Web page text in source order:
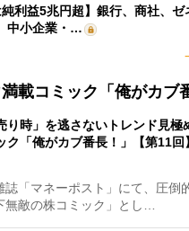
純利益5兆円超】銀行、商社、
中小企業・…
載コミック「俺がカブ
り時」を逃さないトレンド見
ク「俺がカブ番長！」【第11回】
「マネーポスト」にて、圧倒
無敵の株コミック」とし…